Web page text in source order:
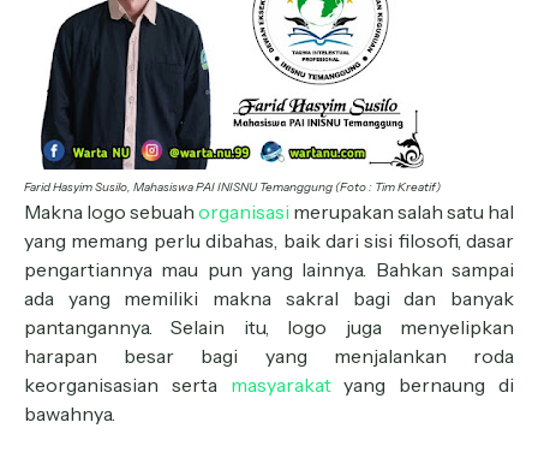
Farid Hasyim Susilo, Mahasiswa PAI INISNU Temanggung (Foto : Tim Kreatif)
Makna logo sebuah organisasi merupakan salah satu hal
yang memang perlu dibahas, baik dari sisi filosofi, dasar
pengartiannya mau pun yang lainnya. Bahkan sampai
ada yang memiliki makna sakral bagi dan banyak
pantangannya. Selain itu, logo juga menyelipkan
harapan besar bagi yang menjalankan roda
keorganisasian serta masyarakatyang bernaung di
bawahnya.